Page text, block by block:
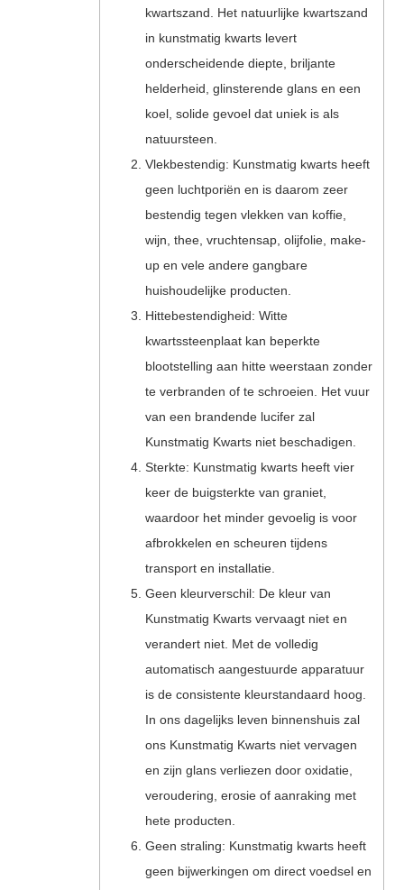
kwartszand. Het natuurlijke kwartszand
in kunstmatig kwarts levert
onderscheidende diepte, briljante
helderheid, glinsterende glans en een
koel, solide gevoel dat uniek is als
natuursteen.
Vlekbestendig: Kunstmatig kwarts heeft
geen luchtporiën en is daarom zeer
bestendig tegen vlekken van koffie,
wijn, thee, vruchtensap, olijfolie, make-
up en vele andere gangbare
huishoudelijke producten.
Hittebestendigheid: Witte
kwartssteenplaat kan beperkte
blootstelling aan hitte weerstaan ​​zonder
te verbranden of te schroeien. Het vuur
van een brandende lucifer zal
Kunstmatig Kwarts niet beschadigen.
Sterkte: Kunstmatig kwarts heeft vier
keer de buigsterkte van graniet,
waardoor het minder gevoelig is voor
afbrokkelen en scheuren tijdens
transport en installatie.
Geen kleurverschil: De kleur van
Kunstmatig Kwarts vervaagt niet en
verandert niet. Met de volledig
automatisch aangestuurde apparatuur
is de consistente kleurstandaard hoog.
In ons dagelijks leven binnenshuis zal
ons Kunstmatig Kwarts niet vervagen
en zijn glans verliezen door oxidatie,
veroudering, erosie of aanraking met
hete producten.
Geen straling: Kunstmatig kwarts heeft
geen bijwerkingen om direct voedsel en